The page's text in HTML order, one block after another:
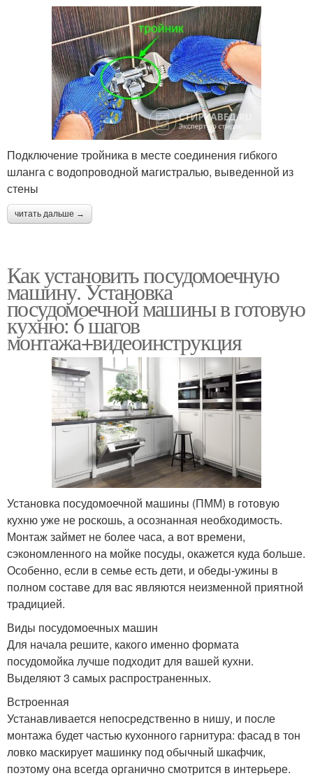
Подключение тройника в месте соединения гибкого
шланга с водопроводной магистралью, выведенной из
стены
читать дальше →
Как установить посудомоечную
машину. Установка
посудомоечной машины в готовую
кухню: 6 шагов
монтажа+видеоинструкция
Установка посудомоечной машины (ПММ) в готовую
кухню уже не роскошь, а осознанная необходимость.
Монтаж займет не более часа, а вот времени,
сэкономленного на мойке посуды, окажется куда больше.
Особенно, если в семье есть дети, и обеды-ужины в
полном составе для вас являются неизменной приятной
традицией.
Виды посудомоечных машин
Для начала решите, какого именно формата
посудомойка лучше подходит для вашей кухни.
Выделяют 3 самых распространенных.
Встроенная
Устанавливается непосредственно в нишу, и после
монтажа будет частью кухонного гарнитура: фасад в тон
ловко маскирует машинку под обычный шкафчик,
поэтому она всегда органично смотрится в интерьере.